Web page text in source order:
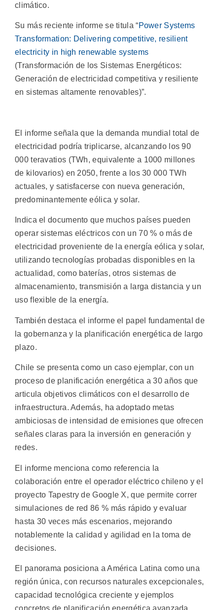
climático.
Su más reciente informe se titula “Power Systems
Transformation: Delivering competitive, resilient
electricity in high renewable systems
(Transformación de los Sistemas Energéticos:
Generación de electricidad competitiva y resiliente
en sistemas altamente renovables)”.
El informe señala que la demanda mundial total de
electricidad podría triplicarse, alcanzando los 90
000 teravatios (TWh, equivalente a 1000 millones
de kilovarios) en 2050, frente a los 30 000 TWh
actuales, y satisfacerse con nueva generación,
predominantemente eólica y solar.
Indica el documento que muchos países pueden
operar sistemas eléctricos con un 70 % o más de
electricidad proveniente de la energía eólica y solar,
utilizando tecnologías probadas disponibles en la
actualidad, como baterías, otros sistemas de
almacenamiento, transmisión a larga distancia y un
uso flexible de la energía.
También destaca el informe el papel fundamental de
la gobernanza y la planificación energética de largo
plazo.
Chile se presenta como un caso ejemplar, con un
proceso de planificación energética a 30 años que
articula objetivos climáticos con el desarrollo de
infraestructura. Además, ha adoptado metas
ambiciosas de intensidad de emisiones que ofrecen
señales claras para la inversión en generación y
redes.
El informe menciona como referencia la
colaboración entre el operador eléctrico chileno y el
proyecto Tapestry de Google X, que permite correr
simulaciones de red 86 % más rápido y evaluar
hasta 30 veces más escenarios, mejorando
notablemente la calidad y agilidad en la toma de
decisiones.
El panorama posiciona a América Latina como una
región única, con recursos naturales excepcionales,
capacidad tecnológica creciente y ejemplos
concretos de planificación energética avanzada.